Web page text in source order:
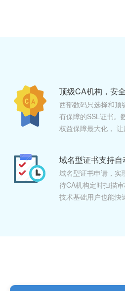
顶级CA机构，安
西部数码只选择和顶
有保障的SSL证书。
权益保障最大化， 让
域名型证书支持
域名型证书申请，实
待CA机构定时扫描
技术基础用户也能快